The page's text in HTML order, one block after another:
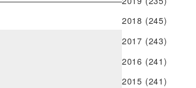
2018 (245)
2017 (243)
2016 (241)
2015 (241)